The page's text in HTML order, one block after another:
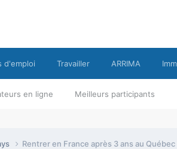
en ligne Meilleurs participants
d'emploi Travailler ARRIMA
Rentrer en France après 3 ans au